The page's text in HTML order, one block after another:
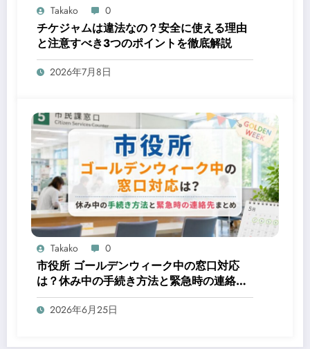
Takako 0
チケジャムは違法なの？安全に使える理由
と注意すべき3つのポイントを徹底解説
2026年7月8日
Takako 0
市役所 ゴールデンウィーク中の窓口対応
は？休み中の手続き方法と緊急時の連絡先
まとめ
2026年6月25日